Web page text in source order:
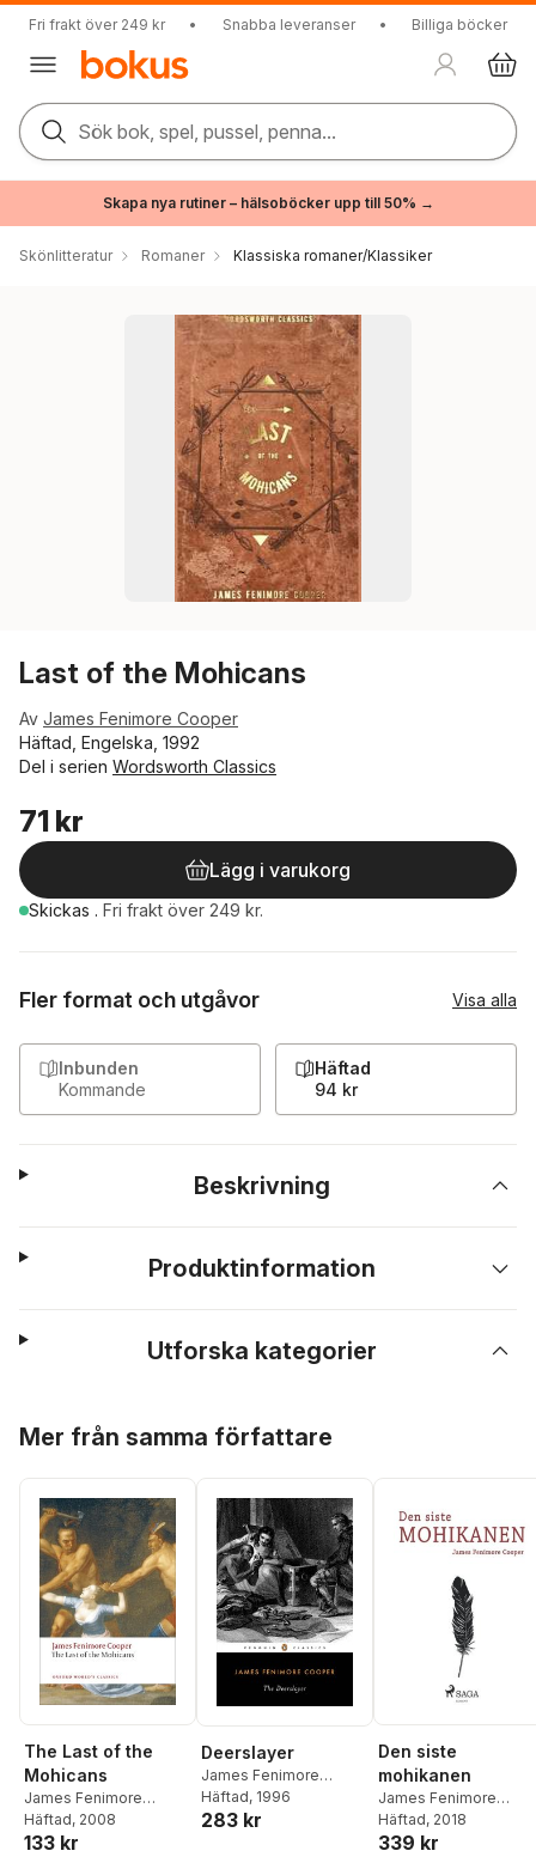
Fri frakt över 249 kr • Snabba leveranser • Billiga böcker
Sök bok, spel, pussel, penna...
Skapa nya rutiner – hälsoböcker upp till 50% →
Skönlitteratur Romaner Klassiska romaner/Klassiker
Last of the Mohicans
Av James Fenimore Cooper
Häftad, Engelska, 1992
Del i serien Wordsworth Classics
71 kr
Lägg i varukorg
Skickas . Fri frakt över 249 kr.
Fler format och utgåvor Visa alla
Inbunden
Kommande
Häftad
94 kr
Beskrivning
Produktinformation
Utforska kategorier
Mer från samma författare
The Last of the
Mohicans
James Fenimore
Cooper ,John
McWilliams
Häftad, 2008
133 kr
Deerslayer
James Fenimore
Cooper
Häftad, 1996
283 kr
Den siste
mohikanen
James Fenimore
Cooper
Häftad, 2018
339 kr